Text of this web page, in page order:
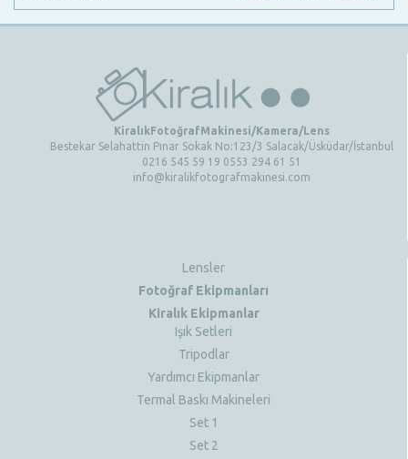
KiralıkFotoğrafMakinesi/Kamera/Lens
Bestekar Selahattin Pınar Sokak No:123/3 Salacak/Üsküdar/İstanbul
0216 545 59 19 0553 294 61 51
info@kiralikfotografmakinesi.com
Lensler
Fotoğraf Ekipmanları
Kiralık Ekipmanlar
Işık Setleri
Tripodlar
Yardımcı Ekipmanlar
Termal Baskı Makineleri
Set 1
Set 2